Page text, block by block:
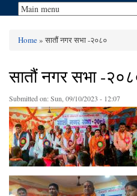
Home» सातौं नगर सभा -२०८०
सातौं नगर सभा -
Submitted on:Sun, 09/10/2023 - 12:07